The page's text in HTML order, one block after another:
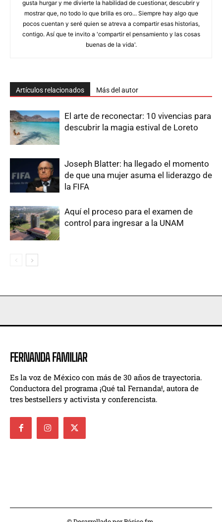
gusta hurgar y me divierte la habilidad de cuestionar, descubrir y
mostrar que, no todo lo que brilla es oro... Siempre hay algo que
pocos cuentan y seré quien se atreva a compartir esas historias,
contigo. Así­ que te invito a 'compartir el pensamiento y las cosas
buenas de la vida'.
Artículos relacionados Más del autor
El arte de reconectar: 10 vivencias para
descubrir la magia estival de Loreto
Joseph Blatter: ha llegado el momento
de que una mujer asuma el liderazgo de
la FIFA
Aquí el proceso para el examen de
control para ingresar a la UNAM
FERNANDA FAMILIAR
Es la voz de México con más de 30 años de trayectoria.
Conductora del programa ¡Qué tal Fernanda!, autora de
tres bestsellers y activista y conferencista.